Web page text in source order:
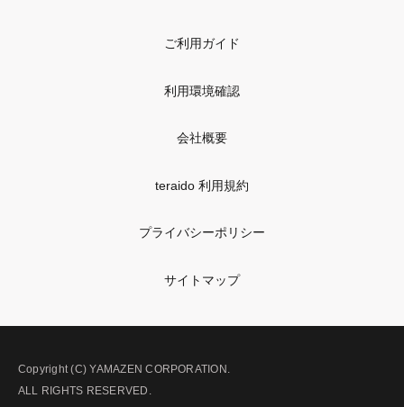
ご利用ガイド
利用環境確認
会社概要
teraido 利用規約
プライバシーポリシー
サイトマップ
Copyright (C) YAMAZEN CORPORATION.
ALL RIGHTS RESERVED.